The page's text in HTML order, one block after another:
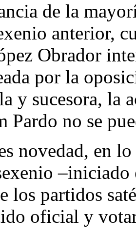
de la
anterior,
Obrador
por la
y sucesora, la
Pardo no se
novedad, en
los partidos
oficial y